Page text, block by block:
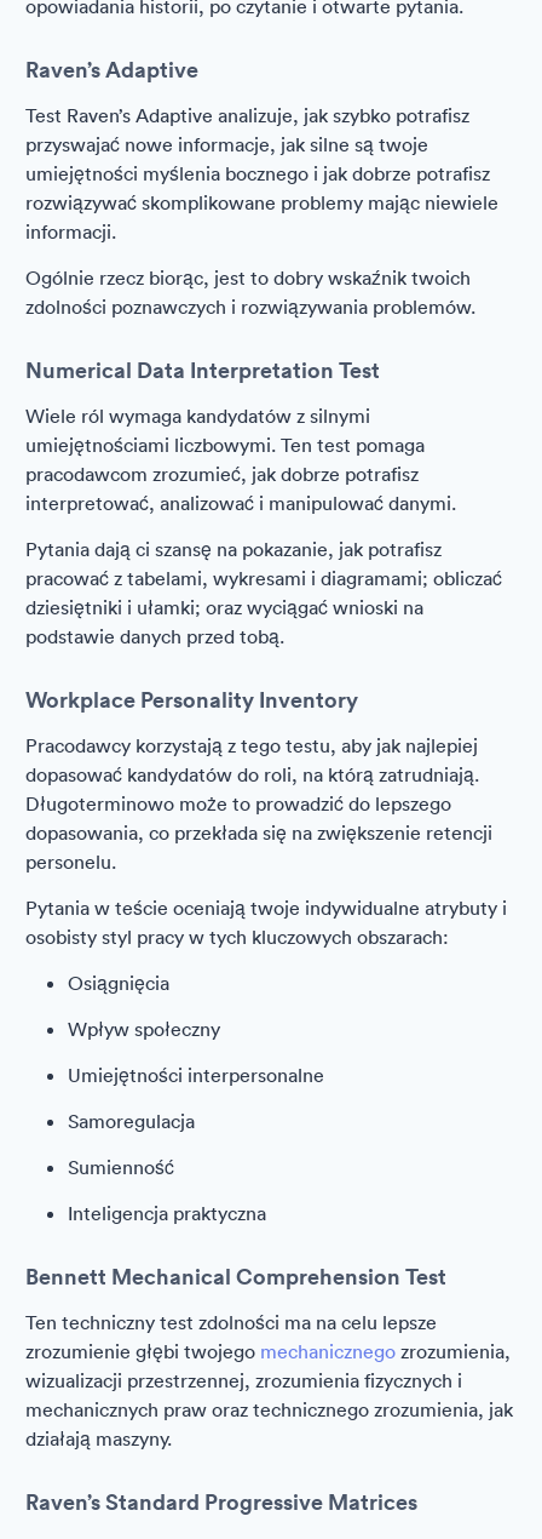
opowiadania historii, po czytanie i otwarte pytania.
Raven’s Adaptive
Test Raven’s Adaptive analizuje, jak szybko potrafisz
przyswajać nowe informacje, jak silne są twoje
umiejętności myślenia bocznego i jak dobrze potrafisz
rozwiązywać skomplikowane problemy mając niewiele
informacji.
Ogólnie rzecz biorąc, jest to dobry wskaźnik twoich
zdolności poznawczych i rozwiązywania problemów.
Numerical Data Interpretation Test
Wiele ról wymaga kandydatów z silnymi
umiejętnościami liczbowymi. Ten test pomaga
pracodawcom zrozumieć, jak dobrze potrafisz
interpretować, analizować i manipulować danymi.
Pytania dają ci szansę na pokazanie, jak potrafisz
pracować z tabelami, wykresami i diagramami; obliczać
dziesiętniki i ułamki; oraz wyciągać wnioski na
podstawie danych przed tobą.
Workplace Personality Inventory
Pracodawcy korzystają z tego testu, aby jak najlepiej
dopasować kandydatów do roli, na którą zatrudniają.
Długoterminowo może to prowadzić do lepszego
dopasowania, co przekłada się na zwiększenie retencji
personelu.
Pytania w teście oceniają twoje indywidualne atrybuty i
osobisty styl pracy w tych kluczowych obszarach:
Osiągnięcia
Wpływ społeczny
Umiejętności interpersonalne
Samoregulacja
Sumienność
Inteligencja praktyczna
Bennett Mechanical Comprehension Test
Ten techniczny test zdolności ma na celu lepsze
zrozumienie głębi twojego mechanicznego zrozumienia,
wizualizacji przestrzennej, zrozumienia fizycznych i
mechanicznych praw oraz technicznego zrozumienia, jak
działają maszyny.
Raven’s Standard Progressive Matrices